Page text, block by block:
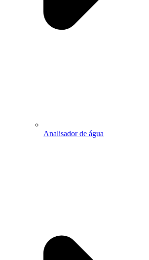
Analisador de água